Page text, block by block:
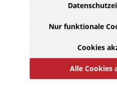
Beschreibung
Nur funktionale
Cookies
Alle Cookies